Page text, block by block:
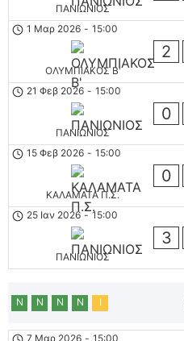
ΠΑΝΙΩΝΙΟΣ
1 Μαρ 2026 - 15:00
ΟΛΥΜΠΙΑΚΟΣ Β'
2
21 Φεβ 2026 - 15:00
ΠΑΝΙΩΝΙΟΣ
0
15 Φεβ 2026 - 15:00
ΚΑΛΑΜΑΤΑ Π.Σ.
0
25 Ιαν 2026 - 15:00
ΠΑΝΙΩΝΙΟΣ
3
Ν Ν Ν Ν Ι
7 Μαρ 2026 - 15:00